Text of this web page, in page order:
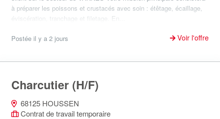
à préparer les poissons et crustacés avec soin : étêtage, écaillage,
éviscération, tranchage et filetage. En...
Postée il y a 2 jours Voir l'offre
Charcutier (H/F)
68125 HOUSSEN
Contrat de travail temporaire